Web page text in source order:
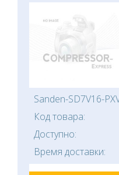
Sanden-SD7V16-
Код товара:
Доступно:
Время доставки: